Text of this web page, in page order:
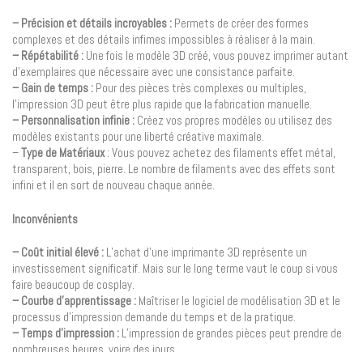
– Précision et détails incroyables : Permets de créer des formes
complexes et des détails infimes impossibles à réaliser à la main.
– Répétabilité : Une fois le modèle 3D créé, vous pouvez imprimer autant
d’exemplaires que nécessaire avec une consistance parfaite.
– Gain de temps : Pour des pièces très complexes ou multiples,
l’impression 3D peut être plus rapide que la fabrication manuelle.
– Personnalisation infinie : Créez vos propres modèles ou utilisez des
modèles existants pour une liberté créative maximale.
–Type de Matériaux: Vous pouvez achetez des filaments effet métal,
transparent, bois, pierre. Le nombre de filaments avec des effets sont
infini et il en sort de nouveau chaque année.
Inconvénients
– Coût initial élevé : L’achat d’une imprimante 3D représente un
investissement significatif. Mais sur le long terme vaut le coup si vous
faire beaucoup de cosplay.
– Courbe d’apprentissage : Maîtriser le logiciel de modélisation 3D et le
processus d’impression demande du temps et de la pratique.
– Temps d’impression : L’impression de grandes pièces peut prendre de